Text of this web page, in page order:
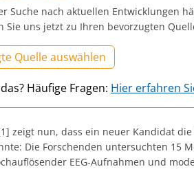
Suche nach aktuellen Entwicklungen
Sie uns jetzt zu Ihren bevorzugten
Quelle auswählen
Häufige Fragen: Hier erfahren
zeigt nun, dass ein neuer Kandidat
Die Forschenden untersuchten 15
EEG-Aufnahmen und